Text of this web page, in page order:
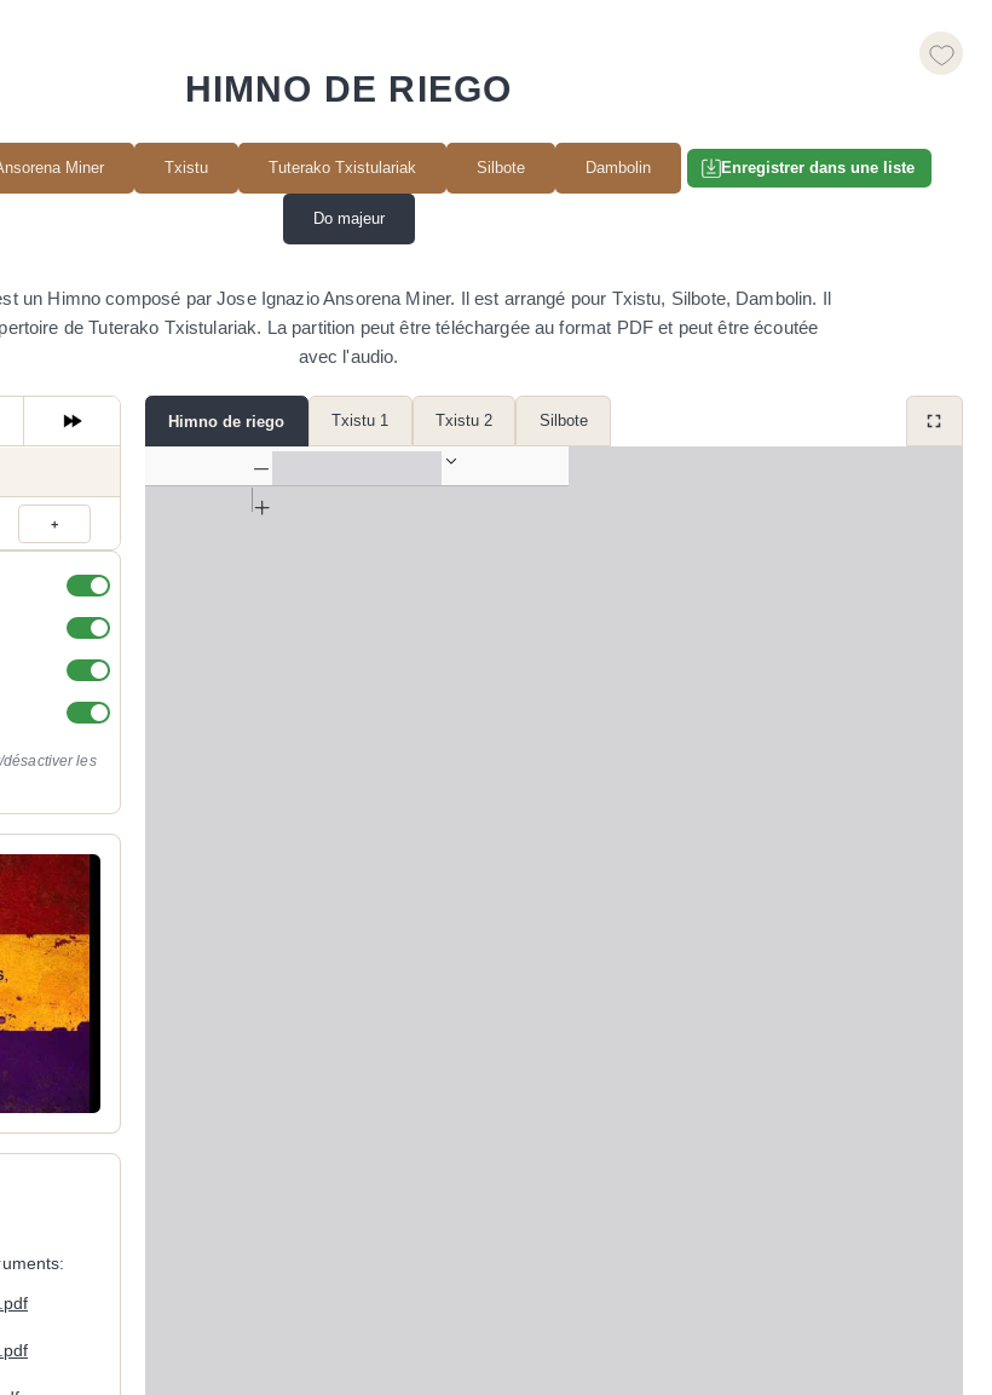
HIMNO DE RIEGO
Miner Txistu Tuterako Txistulariak Silbote Dambolin Enregistrer dans une liste
Do majeur
un Himno composé par Jose Ignazio Ansorena Miner. Il est arrangé pour Txistu, Silbote, Dambolin. Il
de Tuterako Txistulariak. La partition peut être téléchargée au format PDF et peut être écoutée
avec l'audio.
+
les
Himno de riego Txistu 1 Txistu 2 Silbote